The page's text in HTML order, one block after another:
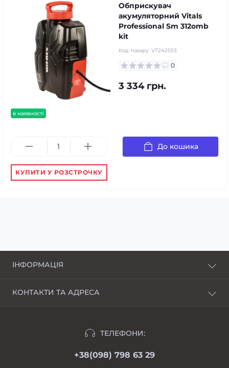
в наявності
Обприскувач
акумуляторний Vitals
Professional Sm 312omb
kit
Код товару: VT242553
0
3 334 грн.
До кошика
КУПИТИ У РОЗСТРОЧКУ
ІНФОРМАЦІЯ
КОНТАКТИ ТА АДРЕСА
ТЕЛЕФОНИ:
+38(098) 798 63 29